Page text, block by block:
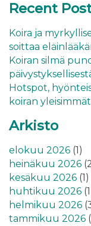
Recent
Koira ja
soittaa
Koiran silmä
Hotspot,
koiran
Arkisto
elokuu 2026 (1)
heinäkuu 2026
kesäkuu 2026 (1)
huhtikuu 2026
helmikuu 2026
tammikuu 2026